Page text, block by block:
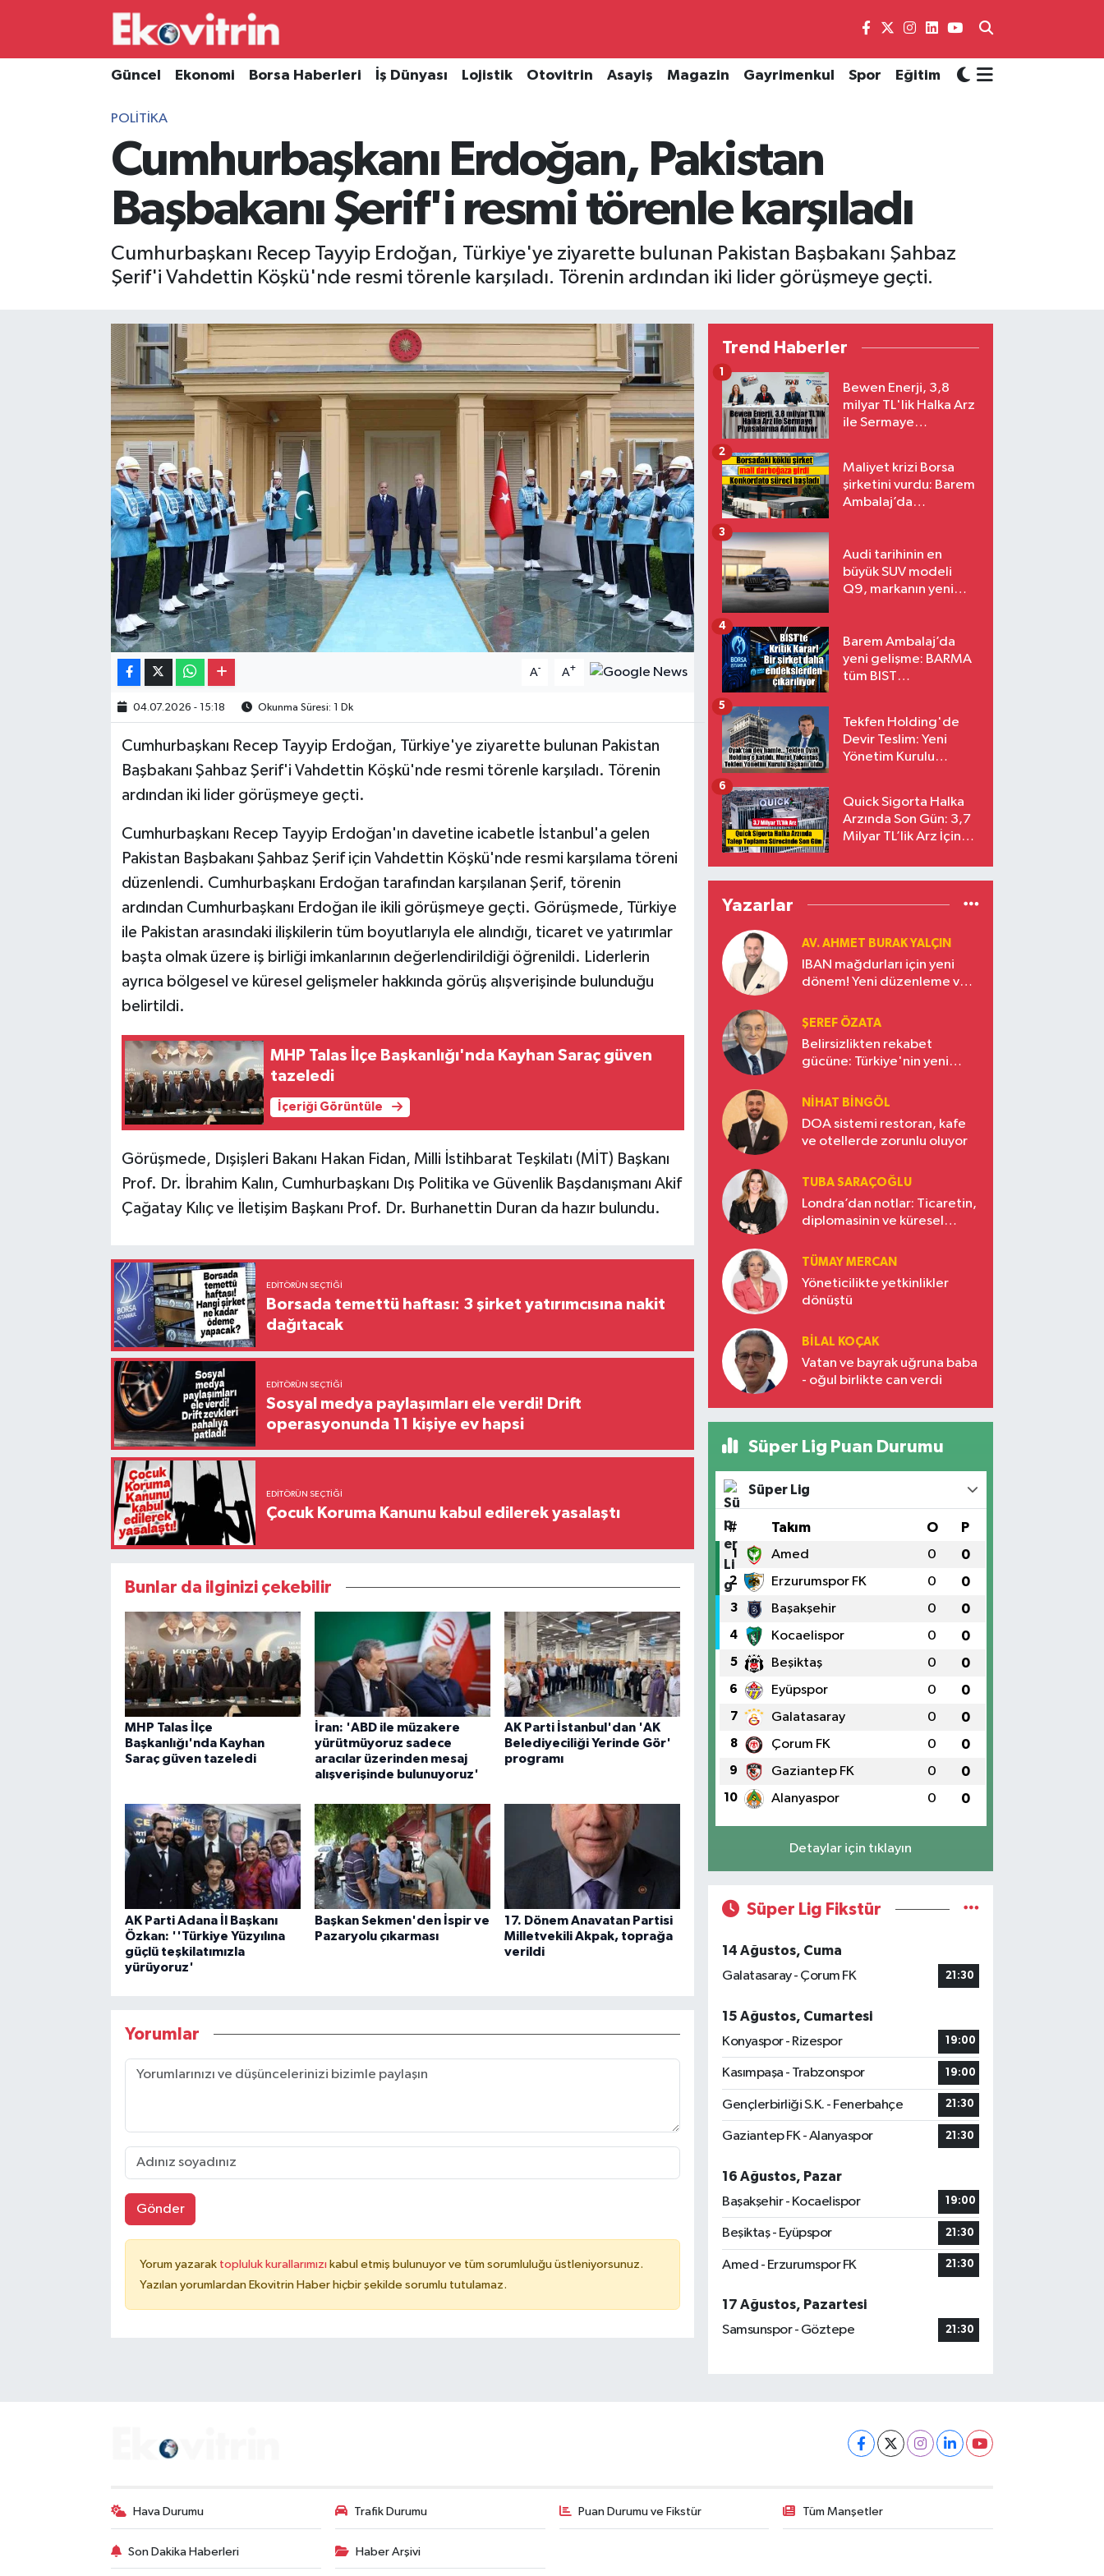
Güncel Ekonomi Borsa Haberleri İş Dünyası Lojistik Otovitrin Asayiş Magazin Gayrimenkul Spor Eğitim
POLITIKA
Cumhurbaşkanı Erdoğan, Pakistan
Başbakanı Şerif'i resmi törenle karşıladı
Cumhurbaşkanı Recep Tayyip Erdoğan, Türkiye'ye ziyarette bulunan Pakistan Başbakanı Şahbaz
Şerif'i Vahdettin Köşkü'nde resmi törenle karşıladı. Törenin ardından iki lider görüşmeye geçti.
A- A+
04.07.2026 - 15:18 Okunma Süresi: 1 Dk
Cumhurbaşkanı Recep Tayyip Erdoğan, Türkiye'ye ziyarette bulunan Pakistan
Başbakanı Şahbaz Şerif'i Vahdettin Köşkü'nde resmi törenle karşıladı. Törenin
ardından iki lider görüşmeye geçti.
Cumhurbaşkanı Recep Tayyip Erdoğan'ın davetine icabetle İstanbul'a gelen
Pakistan Başbakanı Şahbaz Şerif için Vahdettin Köşkü'nde resmi karşılama töreni
düzenlendi. Cumhurbaşkanı Erdoğan tarafından karşılanan Şerif, törenin
ardından Cumhurbaşkanı Erdoğan ile ikili görüşmeye geçti. Görüşmede, Türkiye
ile Pakistan arasındaki ilişkilerin tüm boyutlarıyla ele alındığı, ticaret ve yatırımlar
başta olmak üzere iş birliği imkanlarının değerlendirildiği öğrenildi. Liderlerin
ayrıca bölgesel ve küresel gelişmeler hakkında görüş alışverişinde bulunduğu
belirtildi.
MHP Talas İlçe Başkanlığı'nda Kayhan Saraç güven
tazeledi
İçeriği Görüntüle
Görüşmede, Dışişleri Bakanı Hakan Fidan, Milli İstihbarat Teşkilatı (MİT) Başkanı
Prof. Dr. İbrahim Kalın, Cumhurbaşkanı Dış Politika ve Güvenlik Başdanışmanı Akif
Çağatay Kılıç ve İletişim Başkanı Prof. Dr. Burhanettin Duran da hazır bulundu.
EDITÖRÜN SEÇTIĞI
Borsada temettü haftası: 3 şirket yatırımcısına nakit
dağıtacak
EDITÖRÜN SEÇTIĞI
Sosyal medya paylaşımları ele verdi! Drift
operasyonunda 11 kişiye ev hapsi
EDITÖRÜN SEÇTIĞI
Çocuk Koruma Kanunu kabul edilerek yasalaştı
Bunlar da ilginizi çekebilir
MHP Talas İlçe
Başkanlığı'nda Kayhan
Saraç güven tazeledi
İran: 'ABD ile müzakere
yürütmüyoruz sadece
aracılar üzerinden mesaj
alışverişinde bulunuyoruz'
AK Parti İstanbul'dan 'AK
Belediyeciliği Yerinde Gör'
programı
AK Parti Adana İl Başkanı
Özkan: ''Türkiye Yüzyılına
güçlü teşkilatımızla
yürüyoruz'
Başkan Sekmen'den İspir ve
Pazaryolu çıkarması
17. Dönem Anavatan Partisi
Milletvekili Akpak, toprağa
verildi
Yorumlar
Gönder
Yorum yazarak topluluk kurallarımızı kabul etmiş bulunuyor ve tüm sorumluluğu üstleniyorsunuz.
Yazılan yorumlardan Ekovitrin Haber hiçbir şekilde sorumlu tutulamaz.
Trend Haberler
Bewen Enerji, 3,8
milyar TL'lik Halka Arz
ile Sermaye
1
Maliyet krizi Borsa
şirketini vurdu: Barem
Ambalaj’da
2
Audi tarihinin en
büyük SUV modeli
Q9, markanın yeni
3
Barem Ambalaj’da
yeni gelişme: BARMA
tüm BIST
4
Tekfen Holding'de
Devir Teslim: Yeni
Yönetim Kurulu
5
Quick Sigorta Halka
Arzında Son Gün: 3,7
Milyar TL’lik Arz İçin
Eriyor
6
Yazarlar
AV. AHMET BURAK YALÇIN
IBAN mağdurları için yeni
dönem! Yeni düzenleme ve
ŞEREF ÖZATA
Belirsizlikten rekabet
gücüne: Türkiye'nin yeni
NIHAT BINGÖL
DOA sistemi restoran, kafe
ve otellerde zorunlu oluyor
TUBA SARAÇOĞLU
Londra’dan notlar: Ticaretin,
diplomasinin ve küresel
Türkiye’nin yükselen gücü
TÜMAY MERCAN
Yöneticilikte yetkinlikler
dönüştü
BILAL KOÇAK
Vatan ve bayrak uğruna baba
- oğul birlikte can verdi
Süper Lig Puan Durumu
Süper Lig
# Takım O P
1 Amed 0 0
2 Erzurumspor FK 0 0
3 Başakşehir 0 0
4 Kocaelispor 0 0
5 Beşiktaş 0 0
6 Eyüpspor 0 0
7 Galatasaray 0 0
8 Çorum FK 0 0
9 Gaziantep FK 0 0
10 Alanyaspor 0 0
Detaylar için tıklayın
Süper Lig Fikstür
14 Ağustos, Cuma
Galatasaray - Çorum FK
21:30
15 Ağustos, Cumartesi
Konyaspor - Rizespor
19:00
Kasımpaşa - Trabzonspor 19:00
Gençlerbirliği S.K. - Fenerbahçe 21:30
Gaziantep FK - Alanyaspor 21:30
16 Ağustos, Pazar
Başakşehir - Kocaelispor
19:00
Beşiktaş - Eyüpspor 21:30
Amed - Erzurumspor FK 21:30
17 Ağustos, Pazartesi
Samsunspor - Göztepe
21:30
Hava Durumu Trafik Durumu Puan Durumu ve Fikstür Tüm Manşetler
Son Dakika Haberleri Haber Arşivi
Güncel
Borsa Haberleri
Gayrimenkul
Hava Durumu
Süper Lig Puan Durumu ve Fikstür
Tüm Manşetler
Son Dakika Haberleri
Haber Arşivi